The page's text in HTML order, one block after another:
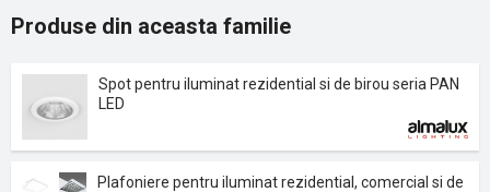
Produse din aceasta familie
Spot pentru iluminat rezidential si de birou seria PAN
LED
Plafoniere pentru iluminat rezidential, comercial si de